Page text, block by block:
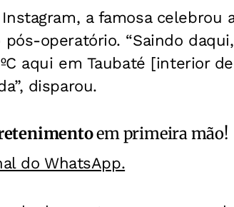
a famosa celebrou
operatório. “Saindo
aqui em Taubaté [interior
disparou.
em primeira mão!
do WhatsApp.